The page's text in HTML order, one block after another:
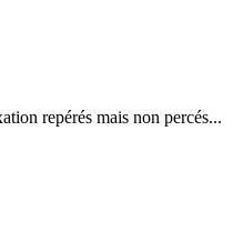
repérés mais non percés...